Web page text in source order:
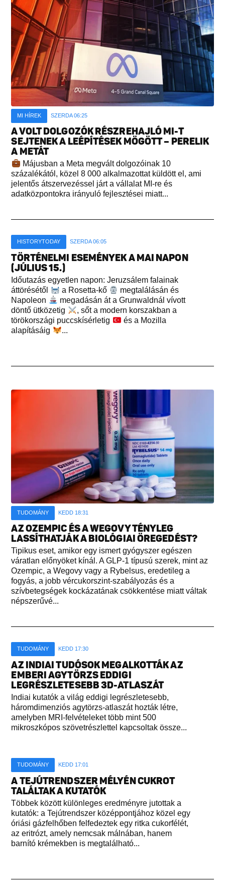
MI HÍREK SZERDA 06:25
A VOLT DOLGOZÓK RÉSZREHAJLÓ MI-T
SEJTENEK A LEÉPÍTÉSEK MÖGÖTT – PERELIK
A METÁT
Májusban a Meta megvált dolgozóinak 10
százalékától, közel 8 000 alkalmazottat küldött el, ami
jelentős átszervezéssel járt a vállalat MI-re és
adatközpontokra irányuló fejlesztései miatt...
HISTORYTODAY SZERDA 06:05
TÖRTÉNELMI ESEMÉNYEK A MAI NAPON
(JÚLIUS 15.)
Időutazás egyetlen napon: Jeruzsálem falainak
áttörésétől
a Rosetta-kő
megtalálásán és
Napoleon
megadásán át a Grunwaldnál vívott
döntő ütközetig
, sőt a modern korszakban a
törökországi puccskísérletig
és a Mozilla
alapításáig
...
TUDOMÁNY KEDD 18:31
AZ OZEMPIC ÉS A WEGOVY TÉNYLEG
LASSÍTHATJÁK A BIOLÓGIAI ÖREGEDÉST?
Tipikus eset, amikor egy ismert gyógyszer egészen
váratlan előnyöket kínál. A GLP-1 típusú szerek, mint az
Ozempic, a Wegovy vagy a Rybelsus, eredetileg a
fogyás, a jobb vércukorszint-szabályozás és a
szívbetegségek kockázatának csökkentése miatt váltak
népszerűvé...
TUDOMÁNY KEDD 17:30
AZ INDIAI TUDÓSOK MEGALKOTTÁK AZ
EMBERI AGYTÖRZS EDDIGI
LEGRÉSZLETESEBB 3D-ATLASZÁT
Indiai kutatók a világ eddigi legrészletesebb,
háromdimenziós agytörzs-atlaszát hozták létre,
amelyben MRI-felvételeket több mint 500
mikroszkópos szövetrészlettel kapcsoltak össze...
TUDOMÁNY KEDD 17:01
A TEJÚTRENDSZER MÉLYÉN CUKROT
TALÁLTAK A KUTATÓK
Többek között különleges eredményre jutottak a
kutatók: a Tejútrendszer középpontjához közel egy
óriási gázfelhőben felfedeztek egy ritka cukorfélét,
az eritrózt, amely nemcsak málnában, hanem
barnító krémekben is megtalálható...